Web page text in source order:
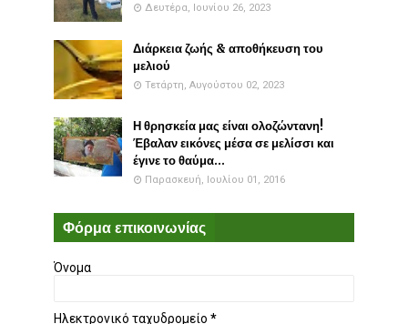
Δευτέρα, Ιουνίου 26, 2023
Διάρκεια ζωής & αποθήκευση του
μελιού
Τετάρτη, Αυγούστου 02, 2023
Η θρησκεία μας είναι ολοζώντανη!
Έβαλαν εικόνες μέσα σε μελίσσι και
έγινε το θαύμα...
Παρασκευή, Ιουλίου 01, 2016
Φόρμα επικοινωνίας
Όνομα
Ηλεκτρονικό ταχυδρομείο *